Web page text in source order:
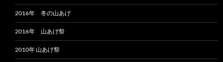
2016年 冬の山あげ
2016年 山あげ祭
2010年 山あげ祭